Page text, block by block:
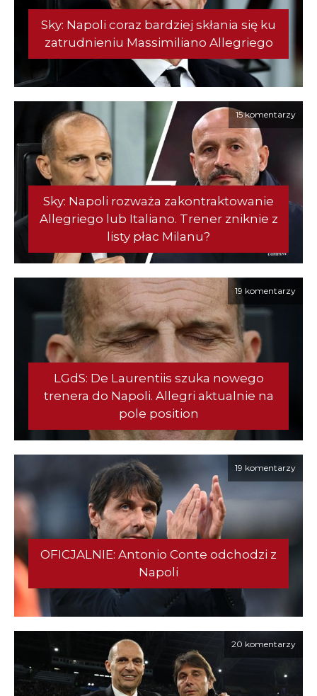
Sky: Napoli coraz bardziej skłania się ku
zatrudnieniu Massimiliano Allegriego
15 komentarzy
Sky: Napoli rozważa zakontraktowanie
Allegriego lub Italiano. Trener zniknie z
listy płac Milanu?
19 komentarzy
LGdS: De Laurentiis szuka nowego
trenera do Napoli. Allegri aktualnie na
pole position
19 komentarzy
OFICJALNIE: Antonio Conte odchodzi z
Napoli
20 komentarzy